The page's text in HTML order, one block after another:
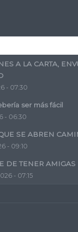
A LA CARTA,
- 07:30
ser más fácil
- 06:30
SE ABREN
- 09:10
DE TENER AMIGAS
- 07:15